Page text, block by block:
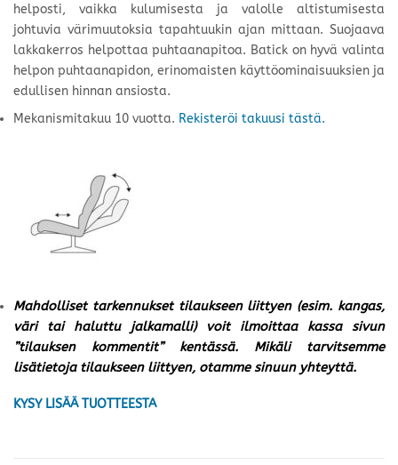
helposti, vaikka kulumisesta ja valolle altistumisesta
johtuvia värimuutoksia tapahtuukin ajan mittaan. Suojaava
lakkakerros helpottaa puhtaanapitoa. Batick on hyvä valinta
helpon puhtaanapidon, erinomaisten käyttöominaisuuksien ja
edullisen hinnan ansiosta.
Mekanismitakuu 10 vuotta. Rekisteröi takuusi tästä.
Mahdolliset tarkennukset tilaukseen liittyen (esim. kangas,
väri tai haluttu jalkamalli) voit ilmoittaa kassa sivun
”tilauksen kommentit” kentässä. Mikäli tarvitsemme
lisätietoja tilaukseen liittyen, otamme sinuun yhteyttä.
KYSY LISÄÄ TUOTTEESTA